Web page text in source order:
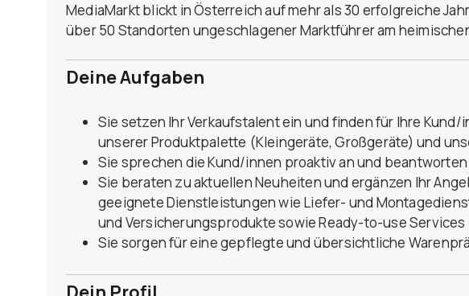
MediaMarkt blickt in Österreich auf mehr als 30 erfolgreiche
über 50 Standorten ungeschlagener Marktführer am
Deine Aufgaben
Sie setzen Ihr Verkaufstalent ein und finden für Ihre
unserer Produktpalette (Kleingeräte, Großgeräte) und
Sie sprechen die Kund/innen proaktiv an und
Sie beraten zu aktuellen Neuheiten und ergänzen Ihr
geeignete Dienstleistungen wie Liefer- und
und Versicherungsprodukte sowie Ready-to-use Services
Sie sorgen für eine gepflegte und übersichtliche